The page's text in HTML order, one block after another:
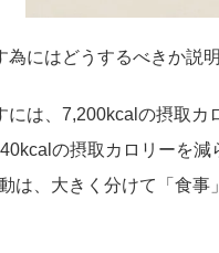
にはどうするべきか説
には、7,200kcalの摂取カ
の摂取カロリーを減
は、大きく分けて「食